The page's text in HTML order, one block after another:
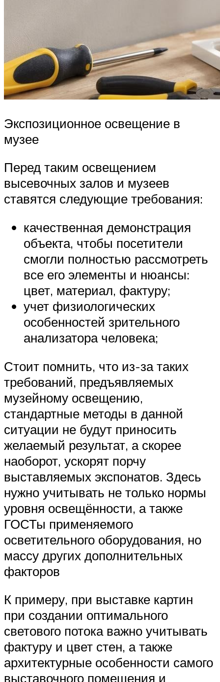
Экспозиционное освещение в
музее
Перед таким освещением
высевочных залов и музеев
ставятся следующие требования:
качественная демонстрация
объекта, чтобы посетители
смогли полностью рассмотреть
все его элементы и нюансы:
цвет, материал, фактуру;
учет физиологических
особенностей зрительного
анализатора человека;
Стоит помнить, что из-за таких
требований, предъявляемых
музейному освещению,
стандартные методы в данной
ситуации не будут приносить
желаемый результат, а скорее
наоборот, ускорят порчу
выставляемых экспонатов. Здесь
нужно учитывать не только нормы
уровня освещённости, а также
ГОСТы применяемого
осветительного оборудования, но
массу других дополнительных
факторов
К примеру, при выставке картин
при создании оптимального
светового потока важно учитывать
фактуру и цвет стен, а также
архитектурные особенности самого
выставочного помещения и